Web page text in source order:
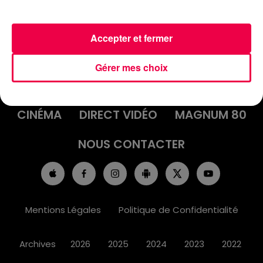
ACCUEIL INFOS
EMISSIONS
AGENDA
JEUX
PODCASTS
CINÉMA
DIRECT VIDÉO
MAGNUM 80
NOUS CONTACTER
Mentions Légales Politique de Confidentialité
Archives 2026 2025 2024 2023 2022
Gérer mes choix
Accepter et fermer